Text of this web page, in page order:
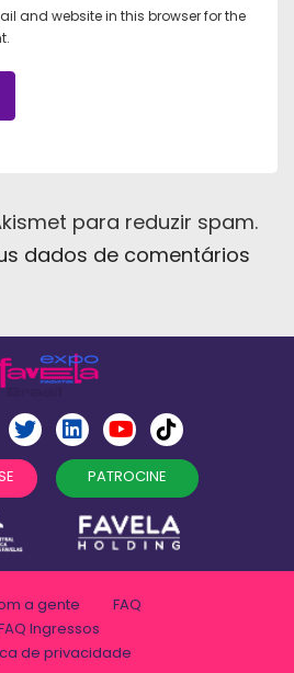
and website in this browser for the
para reduzir spam.
dados de comentários
PATROCINE
a gente
FAQ
Ingressos
de privacidade